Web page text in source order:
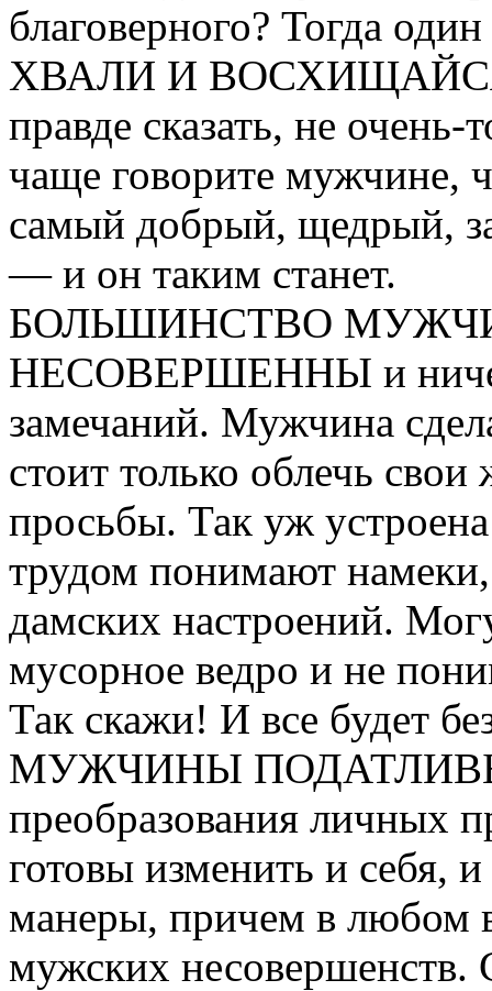
благоверного? Тогда
ХВАЛИ И ВОСХИЩАЙСЯ
правде сказать, не
чаще говорите мужчине,
самый добрый, щедрый,
— и он таким станет.
БОЛЬШИНСТВО
НЕСОВЕРШЕННЫ и
замечаний. Мужчина
стоит только облечь
просьбы. Так уж
трудом понимают
дамских настроений.
мусорное ведро и не
Так скажи! И все будет
МУЖЧИНЫ ПОДАТЛИВЫ в
преобразования личных
готовы изменить и себя,
манеры, причем в любом
мужских несовершенств.